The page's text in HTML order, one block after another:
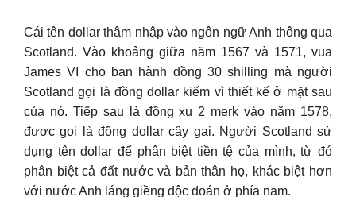
Cái tên dollar thâm nhập vào ngôn ngữ Anh thông qua
Scotland. Vào khoảng giữa năm 1567 và 1571, vua
James VI cho ban hành đồng 30 shilling mà người
Scotland gọi là đồng dollar kiếm vì thiết kế ở mặt sau
của nó. Tiếp sau là đồng xu 2 merk vào năm 1578,
được gọi là đồng dollar cây gai. Người Scotland sử
dụng tên dollar để phân biệt tiền tệ của mình, từ đó
phân biệt cả đất nước và bản thân họ, khác biệt hơn
với nước Anh láng giềng độc đoán ở phía nam.